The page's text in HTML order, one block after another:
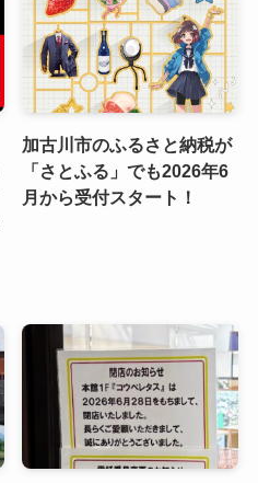
加古川市のふるさと納税が
「さとふる」でも2026年6
月から受付スタート！